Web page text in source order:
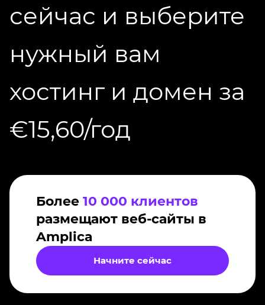
сейчас и выберите
нужный вам
хостинг и домен за
€15,60/год
Более 10 000 клиентов
размещают веб-сайты в
Amplica
Начните сейчас